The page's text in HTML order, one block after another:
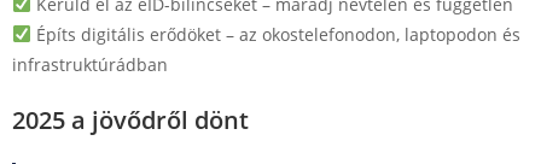
Építs digitális erődöket – az okostelefonodon, laptopodon és
infrastruktúrádban
2025 a jövődről dönt